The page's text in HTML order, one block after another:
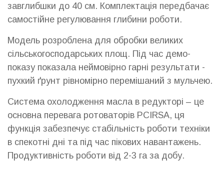
завглибшки до 40 см. Комплектація передбачає
самостійне регулювання глибини роботи.
Модель розроблена для обробки великих
сільськогосподарських площ. Під час демо-
показу показала неймовірно гарні результати -
пухкий ґрунт рівномірно перемішаний з мульчею.
Система охолодження масла в редукторі – це
основна перевага ротоваторів PCIRSA, ця
функція забезпечує стабільність роботи техніки
в спекотні дні та під час пікових навантажень.
Продуктивність роботи від 2-3 га за добу.